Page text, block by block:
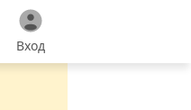
Вход